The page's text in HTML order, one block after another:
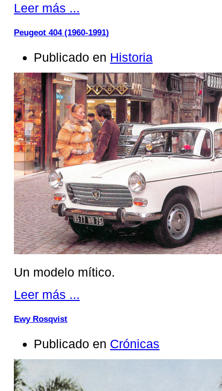
Leer más ...
Peugeot 404 (1960-1991)
Publicado en Historia
Un modelo mítico.
Leer más ...
Ewy Rosqvist
Publicado en Crónicas